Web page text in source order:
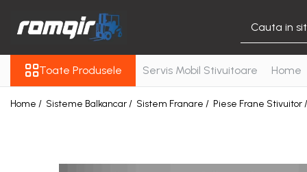
Toate Produsele
Piese MotorToate Produsele Servis Mobil Stivuitoare Home
Home / Sisteme Balkancar / Sistem Franare / Piese Frane Stivuitor /